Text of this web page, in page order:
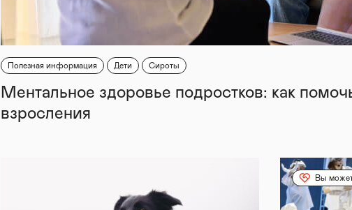
Полезная информация Дети Сироты
Ментальное здоровье подростков: как
взросления
Вы